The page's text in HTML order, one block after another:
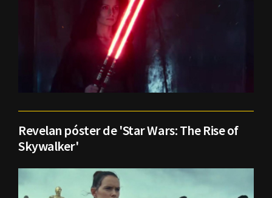
Revelan póster de 'Star Wars: The Rise of
Skywalker'